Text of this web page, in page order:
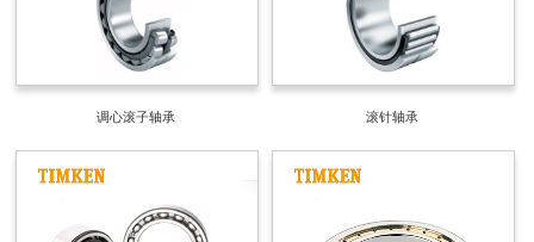
调心滚子轴承 滚针轴承